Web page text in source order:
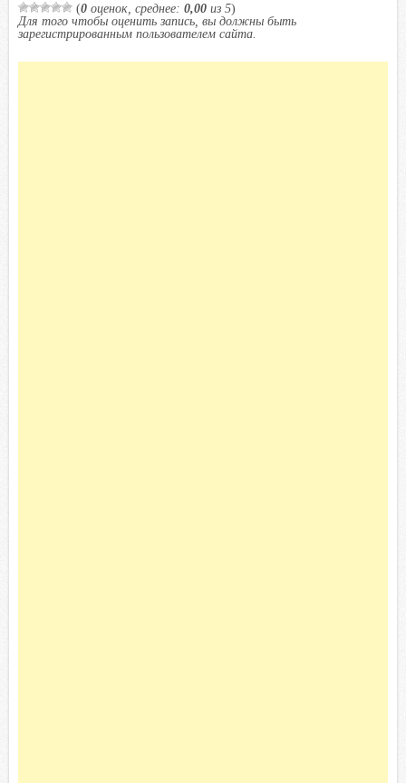
(0 оценок, среднее: 0,00 из 5)
Для того чтобы оценить запись, вы должны быть
зарегистрированным пользователем сайта.